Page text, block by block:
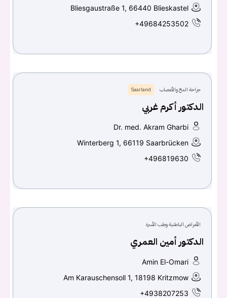
Bliesgaustraße 1, 66440 Blieskastel
+49684253502
جراحة المخ والأعصاب Saarland
الدكتور أكرم غربي
Dr. med. Akram Gharbi
Winterberg 1, 66119 Saarbrücken
+496819630
الأمراض الباطنية وطب الأسرة
الدكتور أمين العمري
Amin El-Omari
Am Karauschensoll 1, 18198 Kritzmow
+4938207253